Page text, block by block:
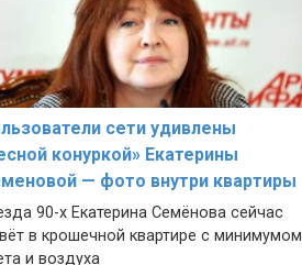
сети удивлены
конуркой» Екатерины
— фото внутри квартиры
90-х Екатерина Семёнова сейчас
в крошечной квартире с минимумом
и воздуха